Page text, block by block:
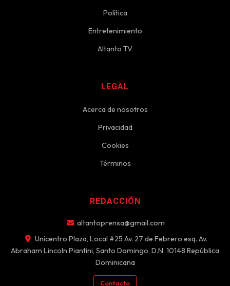
Política
Entretenimiento
Altanto TV
LEGAL
Acerca de nosotros
Privacidad
Cookies
Términos
REDACCIÓN
altantoprensa@gmail.com
Unicentro Plaza, Local #25 Av. 27 de Febrero esq. Av.
Abraham Lincoln Piantini, Santo Domingo, D.N. 10148 República
Dominicana
Contacto